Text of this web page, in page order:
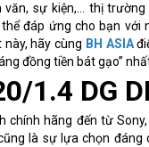
văn, sự kiện,… thị
đáp ứng cho bạn với
này, hãy cùng BH ASIA
đồng tiền bát gạo”
1.4 DG
chính hãng đến từ
là sự lựa chọn đáng